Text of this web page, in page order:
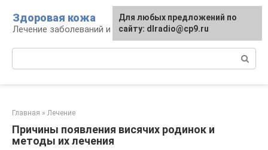
контенту
Здоровая кожа
Лечение заболеваний и уход за кожей
Главная » Лечение
Причины появления висячих родинок и
методы их лечения
Для любых предложений по
сайту: dlradio@cp9.ru